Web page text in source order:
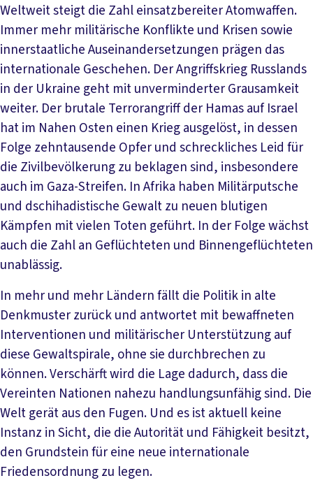
Weltweit steigt die Zahl einsatzbereiter Atomwaffen.
Immer mehr militärische Konflikte und Krisen sowie
innerstaatliche Auseinandersetzungen prägen das
internationale Geschehen. Der Angriffskrieg Russlands
in der Ukraine geht mit unverminderter Grausamkeit
weiter. Der brutale Terrorangriff der Hamas auf Israel
hat im Nahen Osten einen Krieg ausgelöst, in dessen
Folge zehntausende Opfer und schreckliches Leid für
die Zivilbevölkerung zu beklagen sind, insbesondere
auch im Gaza-Streifen. In Afrika haben Militärputsche
und dschihadistische Gewalt zu neuen blutigen
Kämpfen mit vielen Toten geführt. In der Folge wächst
auch die Zahl an Geflüchteten und Binnengeflüchteten
unablässig.
In mehr und mehr Ländern fällt die Politik in alte
Denkmuster zurück und antwortet mit bewaffneten
Interventionen und militärischer Unterstützung auf
diese Gewaltspirale, ohne sie durchbrechen zu
können. Verschärft wird die Lage dadurch, dass die
Vereinten Nationen nahezu handlungsunfähig sind. Die
Welt gerät aus den Fugen. Und es ist aktuell keine
Instanz in Sicht, die die Autorität und Fähigkeit besitzt,
den Grundstein für eine neue internationale
Friedensordnung zu legen.